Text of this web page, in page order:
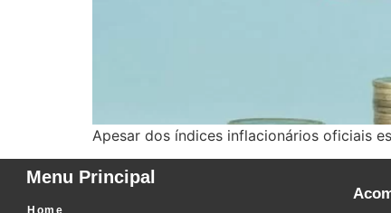
Apesar dos índices inflacionários oficiais
Menu Principal